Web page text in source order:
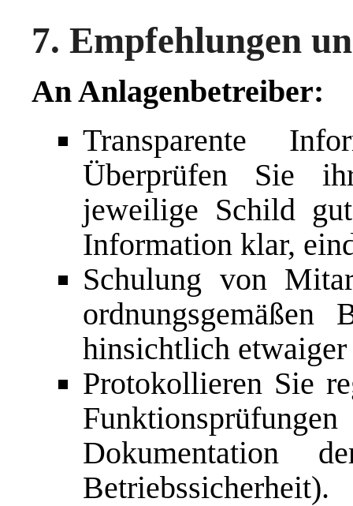
7. Empfehlungen
An Anlagenbetreiber:
Transparente
Überprüfen Sie
jeweilige Schild
Information klar,
Schulung von
ordnungsgemäßen
hinsichtlich
Protokollieren Sie
Dokumentation
Betriebssicherheit).